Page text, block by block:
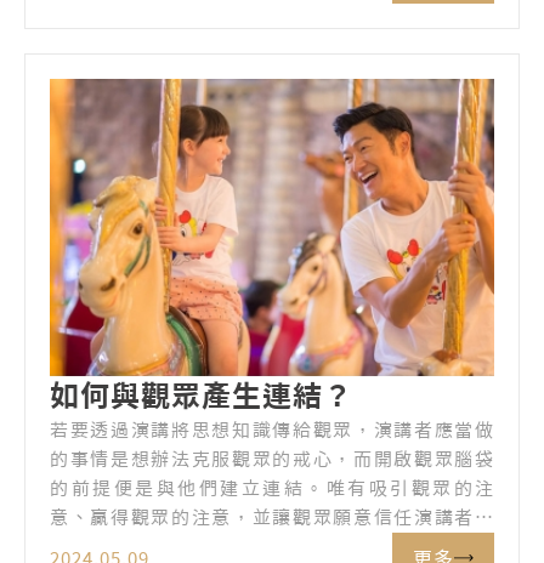
如何與觀眾產生連結？
若要透過演講將思想知識傳給觀眾，演講者應當做
的事情是想辦法克服觀眾的戒心，而開啟觀眾腦袋
的前提便是與他們建立連結。唯有吸引觀眾的注
意、贏得觀眾的注意，並讓觀眾願意信任演講者，
演講才可能在彼此的生命中產生影響。那麼，演講
2024.05.09 更多